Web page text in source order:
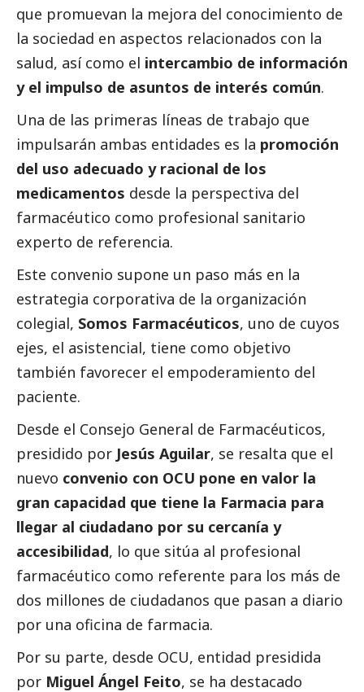
que promuevan la mejora del conocimiento de
la sociedad en aspectos relacionados con la
salud, así como el intercambio de información
y el impulso de asuntos de interés común.
Una de las primeras líneas de trabajo que
impulsarán ambas entidades es la promoción
del uso adecuado y racional de los
medicamentos desde la perspectiva del
farmacéutico como profesional sanitario
experto de referencia.
Este convenio supone un paso más en la
estrategia corporativa de la organización
colegial, Somos Farmacéuticos, uno de cuyos
ejes, el asistencial, tiene como objetivo
también favorecer el empoderamiento del
paciente.
Desde el Consejo General de Farmacéuticos,
presidido por Jesús Aguilar, se resalta que el
nuevo convenio con OCU pone en valor la
gran capacidad que tiene la Farmacia para
llegar al ciudadano por su cercanía y
accesibilidad, lo que sitúa al profesional
farmacéutico como referente para los más de
dos millones de ciudadanos que pasan a diario
por una oficina de farmacia.
Por su parte, desde OCU, entidad presidida
por Miguel Ángel Feito, se ha destacado